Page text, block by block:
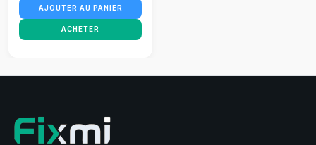
AJOUTER AU PANIER
ACHETER